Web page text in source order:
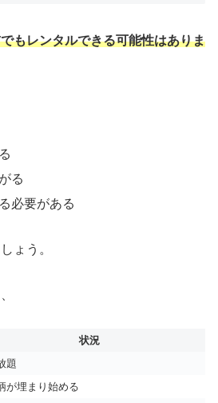
もレンタルできる可能性はありま
る
必要がある
ょう。
状況
題
が埋まり始める